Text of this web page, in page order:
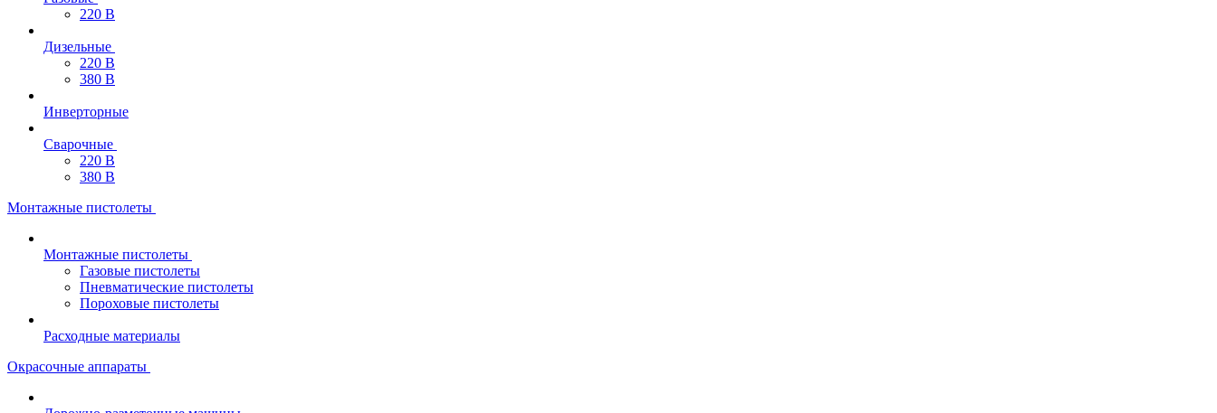
220 В
Дизельные
220 В
380 В
Инверторные
Сварочные
220 В
380 В
Монтажные пистолеты
Монтажные пистолеты
Газовые пистолеты
Пневматические пистолеты
Пороховые пистолеты
Расходные материалы
Окрасочные аппараты